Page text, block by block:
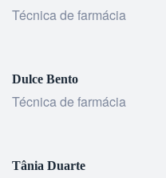
Técnica de farmácia
Dulce Bento
Técnica de farmácia
Tânia Duarte